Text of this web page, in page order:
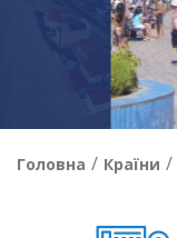
Головна / Країни /